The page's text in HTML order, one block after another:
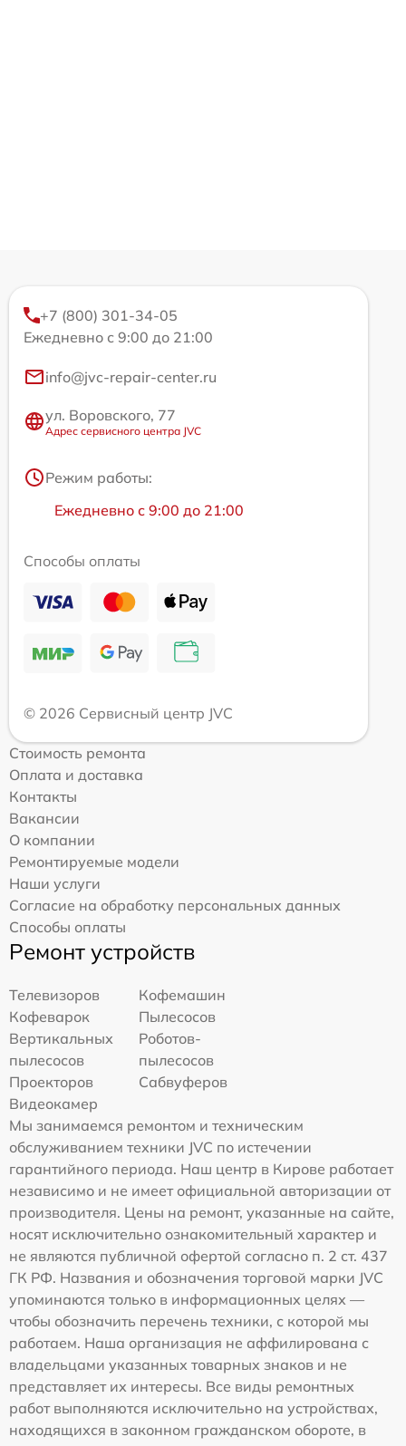
+7 (800) 301-34-05
Ежедневно с 9:00 до 21:00
info@jvc-repair-center.ru
ул. Воровского, 77
Адрес сервисного центра JVC
Режим работы:
Ежедневно с 9:00 до 21:00
Способы оплаты
© 2026 Сервисный центр JVC
Стоимость ремонта
Оплата и доставка
Контакты
Вакансии
О компании
Ремонтируемые модели
Наши услуги
Согласие на обработку персональных данных
Способы оплаты
Ремонт устройств
Телевизоров
Кофемашин
Кофеварок
Пылесосов
Вертикальных
пылесосов
Роботов-
пылесосов
Проекторов
Сабвуферов
Видеокамер
Мы занимаемся ремонтом и техническим
обслуживанием техники JVC по истечении
гарантийного периода. Наш центр в Кирове работает
независимо и не имеет официальной авторизации от
производителя. Цены на ремонт, указанные на сайте,
носят исключительно ознакомительный характер и
не являются публичной офертой согласно п. 2 ст. 437
ГК РФ. Названия и обозначения торговой марки JVC
упоминаются только в информационных целях —
чтобы обозначить перечень техники, с которой мы
работаем. Наша организация не аффилирована с
владельцами указанных товарных знаков и не
представляет их интересы. Все виды ремонтных
работ выполняются исключительно на устройствах,
находящихся в законном гражданском обороте, в